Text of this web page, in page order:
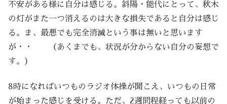
不安がある様に自分は感じる。斜陽・能代にとって、秋木
の灯がまた一つ消えるのは大きな損失であると自分は感じ
る。ま、最悪でも完全消滅という事は無いと思います
が・・ （あくまでも、状況が分からない自分の妄想で
す。）
8時になればいつものラジオ体操が聞こえ、いつもの日常
が始まった感じを受ける。ただ、2週間程経っても以前の